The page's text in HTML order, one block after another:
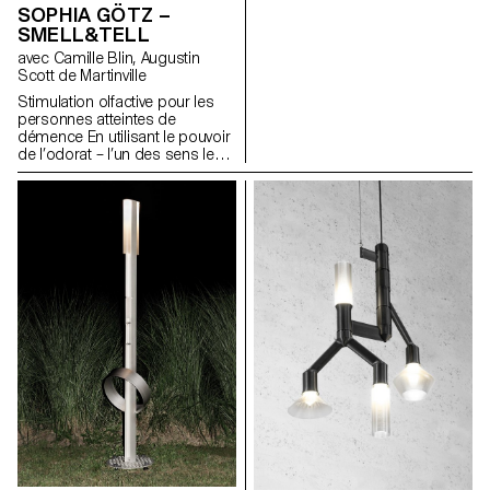
SOPHIA GÖTZ –
SMELL&TELL
avec Camille Blin, Augustin
Scott de Martinville
Stimulation olfactive pour les
personnes atteintes de
démence En utilisant le pouvoir
de l’odorat – l’un des sens le
plus fortement associé aux
« Smell&Tell » crée des
interactions significatives et
stimule la communication et
l’engagement ludique. Les
démence peuvent maintenir
leur qualité de vie et promouvoir
leur bien-être en participant à
des activités et à des
interactions sociales qui
stimulent le cerveau et
maintiennent les fonctions
quotidiennes. Le résultat de ce
projet est un jeu olfactif
composé d’une série de dix
odeurs et de différentes
pas à les ajuster correctement.
Pour résoudre ce problème, je
propose d’automatiser le
processus de fabrication et
d’établir une « Micro-Factory »
qui fasse le lien entre artisanat
sur mesure et efficacité
industrielle. Chaque étape de la
production, de la conception
des motifs à la découpe des
tissus et à la traçabilité des
graphiques, est entièrement
automatisée. Cette approche
permet de résoudre les
problèmes liés à l’ajustement
du sac au vélo, tout en
encourageant la production
locale en Europe et en